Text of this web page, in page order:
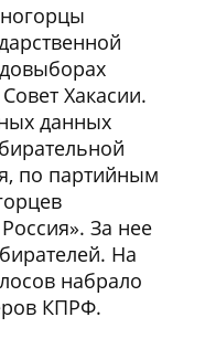
Хакасии.
данных
по партийным
За нее
На
набрало
КПРФ.